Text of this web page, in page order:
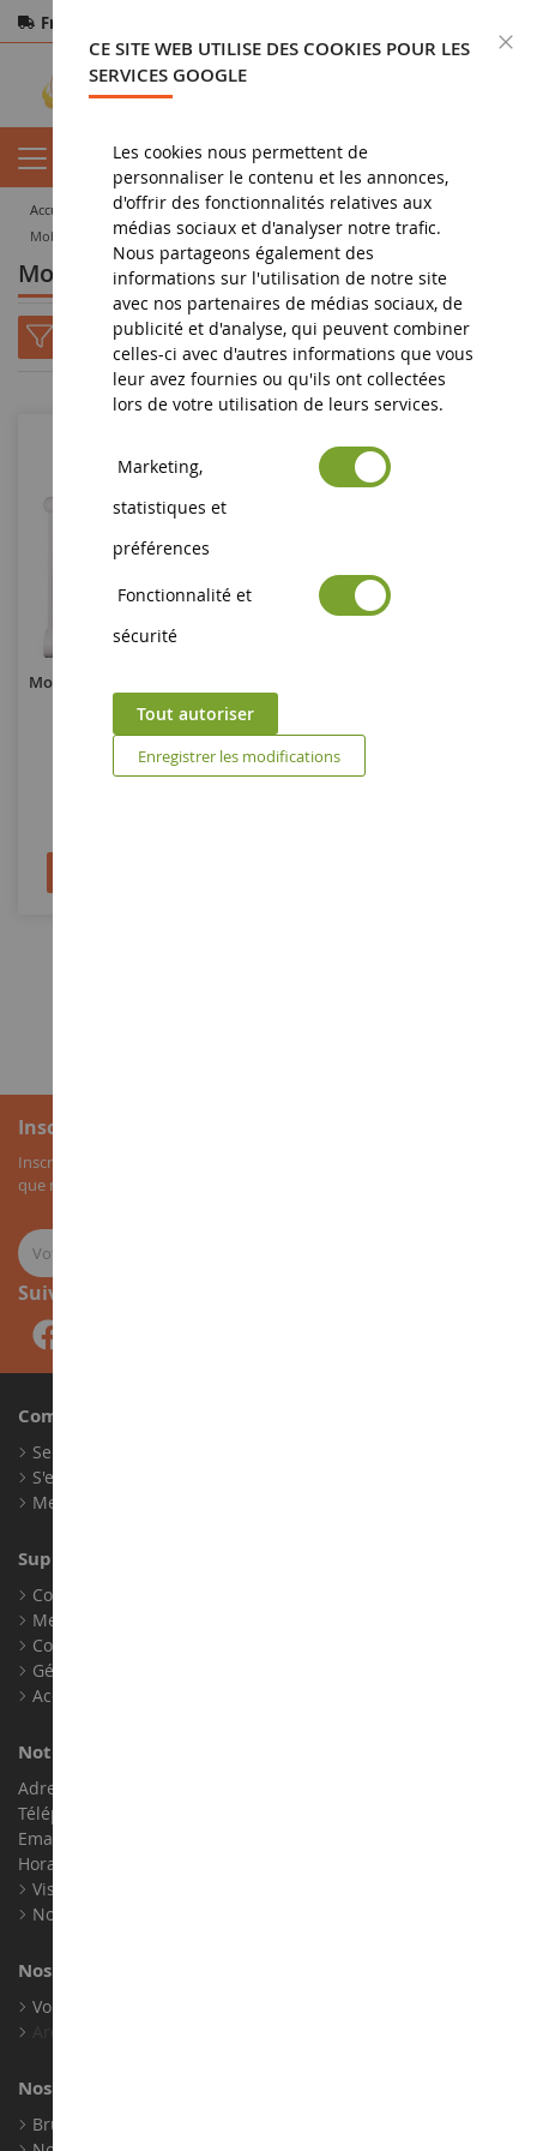
Frais de port offerts
Paiement sécurisé Retours
accueil jouet doudou et compagnie
les accessoires de doudou
Mobiles musicaux
Mobiles musicaux pour bébé
Mobile Musical - Souris Pearly
DC2938
Inscription à la newsletter
Inscrivez-vous à notre newsletter pour recevoir nos bons plans, ainsi
que nos nouveautés sur les miniatures agricoles.
Suivez-nous
Compte
Se connecter
S'enregistrer
Mes points de fidélité
Support client
Conditions générales de ventes
Mentions légales
Contact
Gérer les cookies
Accessibilité : non conforme
Notre magasin de miniatures
Adresse : ZA LE Chemin, 61800 Montsecret
Téléphone :
Email :
Horaires : Du lundi au Samedi / 9h-18h
Visite virtuelle
Nos expositions
Nos marques
Voir toutes nos marques
Nos fabricants
Bruder
CE SITE WEB UTILISE DES COOKIES POUR LES
SERVICES GOOGLE
Les cookies nous permettent de
personnaliser le contenu et les annonces,
d'offrir des fonctionnalités relatives aux
médias sociaux et d'analyser notre trafic.
Nous partageons également des
informations sur l'utilisation de notre site
avec nos partenaires de médias sociaux, de
publicité et d'analyse, qui peuvent combiner
celles-ci avec d'autres informations que vous
leur avez fournies ou qu'ils ont collectées
lors de votre utilisation de leurs services.
Marketing,
statistiques et
préférences
Fonctionnalité et
sécurité
Tout autoriser
Enregistrer les modifications